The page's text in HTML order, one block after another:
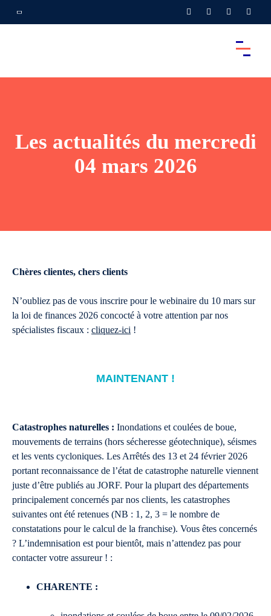
Les actualités du mercredi
04 mars 2026
Chères clientes, chers clients
N’oubliez pas de vous inscrire pour le webinaire du 10 mars sur
la loi de finances 2026 concocté à votre attention par nos
spécialistes fiscaux : cliquez-ici !
MAINTENANT !
Catastrophes naturelles : Inondations et coulées de boue,
mouvements de terrains (hors sécheresse géotechnique), séismes
et les vents cycloniques. Les Arrêtés des 13 et 24 février 2026
portant reconnaissance de l’état de catastrophe naturelle viennent
juste d’être publiés au JORF. Pour la plupart des départements
principalement concernés par nos clients, les catastrophes
suivantes ont été retenues (NB : 1, 2, 3 = le nombre de
constatations pour le calcul de la franchise). Vous êtes concernés
? L’indemnisation est pour bientôt, mais n’attendez pas pour
contacter votre assureur ! :
CHARENTE :